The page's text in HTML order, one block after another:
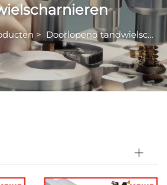
> Doorlopend tandwielscharnier